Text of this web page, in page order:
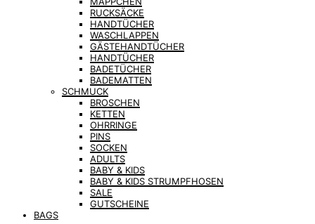
RUCKSÄCKE
HANDTÜCHER
WASCHLAPPEN
GÄSTEHANDTÜCHER
HANDTÜCHER
BADETÜCHER
BADEMATTEN
SCHMUCK
BROSCHEN
KETTEN
OHRRINGE
PINS
SOCKEN
ADULTS
BABY & KIDS
BABY & KIDS STRUMPFHOSEN
SALE
GUTSCHEINE
BAGS